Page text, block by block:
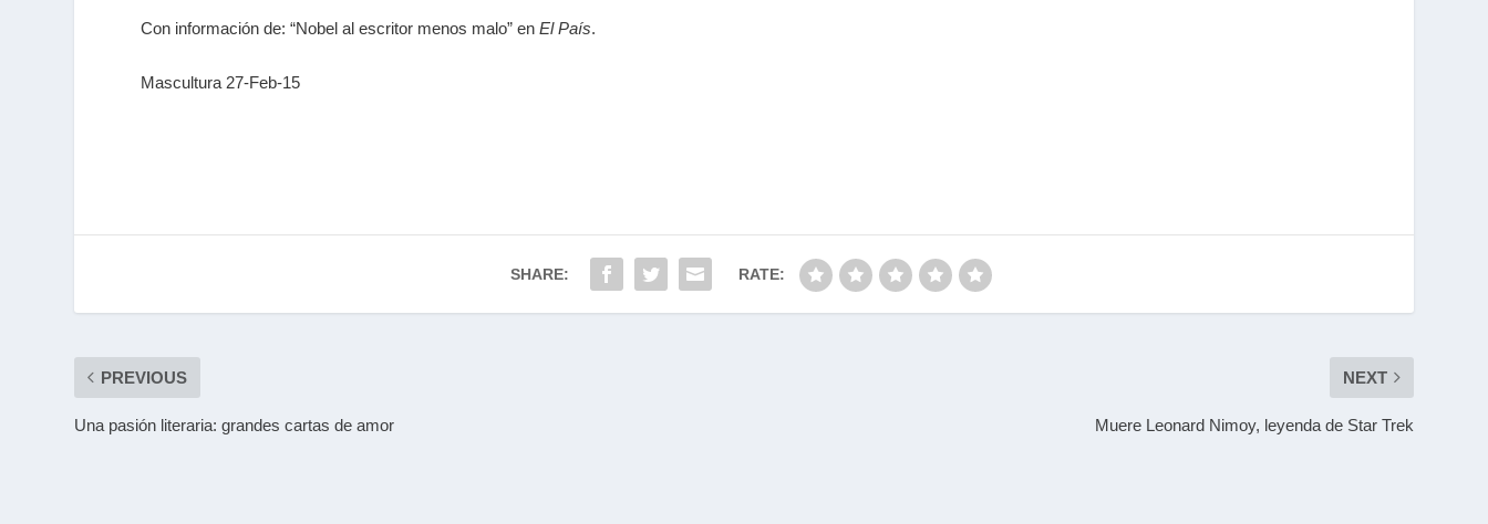
Con información de: “Nobel al escritor menos malo” enEl País.
Mascultura 27-Feb-15
SHARE: RATE:
PREVIOUS
Una pasión literaria: grandes cartas de amor
NEXT
Muere Leonard Nimoy, leyenda de Star Trek